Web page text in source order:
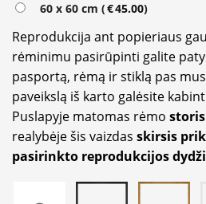
60 x 60 cm (€45.00)
Reprodukcija ant popieriaus
rėminimu pasirūpinti galite
pasportą, rėmą ir stiklą pas
paveikslą iš karto galėsite
Puslapyje matomas rėmo
realybėje šis vaizdas skirsis
pasirinkto reprodukcijos